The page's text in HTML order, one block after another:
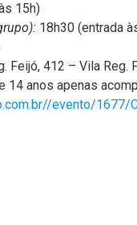
15h)
18h30 (entrada
Feijó, 412 – Vila Reg.
14 anos apenas
evento/1677/